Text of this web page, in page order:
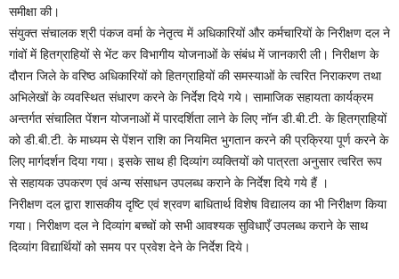
समीक्षा की।
संयुक्त संचालक श्री पंकज वर्मा के नेतृत्व में अधिकारियों और कर्मचारियों के निरीक्षण दल ने
गांवों में हितग्राहियों से भेंट कर विभागीय योजनाओं के संबंध में जानकारी ली। निरीक्षण के
दौरान जिले के वरिष्ठ अधिकारियों को हितग्राहियों की समस्याओं के त्वरित निराकरण तथा
अभिलेखों के व्यवस्थित संधारण करने के निर्देश दिये गये। सामाजिक सहायता कार्यक्रम
अन्तर्गत संचालित पेंशन योजनाओं में पारदर्शिता लाने के लिए नॉन डी.बी.टी. के हितग्राहियों
को डी.बी.टी. के माध्यम से पेंशन राशि का नियमित भुगतान करने की प्रक्रिया पूर्ण करने के
लिए मार्गदर्शन दिया गया। इसके साथ ही दिव्यांग व्यक्तियों को पात्रता अनुसार त्वरित रूप
से सहायक उपकरण एवं अन्य संसाधन उपलब्ध कराने के निर्देश दिये गये हैं ।
निरीक्षण दल द्वारा शासकीय दृष्टि एवं श्रवण बाधितार्थ विशेष विद्यालय का भी निरीक्षण किया
गया। निरीक्षण दल ने दिव्यांग बच्चों को सभी आवश्यक सुविधाएँ उपलब्ध कराने के साथ
दिव्यांग विद्यार्थियों को समय पर प्रवेश देने के निर्देश दिये।